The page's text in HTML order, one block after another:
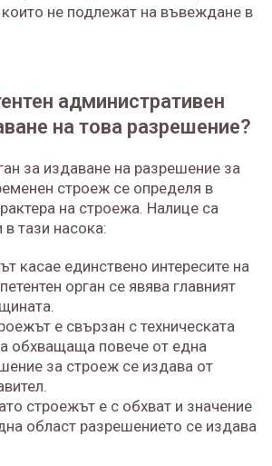
които не подлежат на въвеждане в
административен
на това разрешение?
за издаване на разрешение за
строеж се определя в
на строежа. Налице са
в тази насока:
касае единствено интересите на
орган се явява главният
е свързан с техническата
обхващаща повече от една
за строеж се издава от
строежът е с обхват и значение
област разрешението се издава